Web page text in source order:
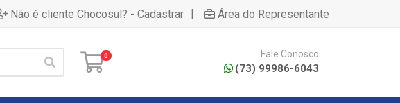
Não é cliente Chocosul? - Cadastrar | Área do Representante
0 Fale Conosco
(73) 99986-6043